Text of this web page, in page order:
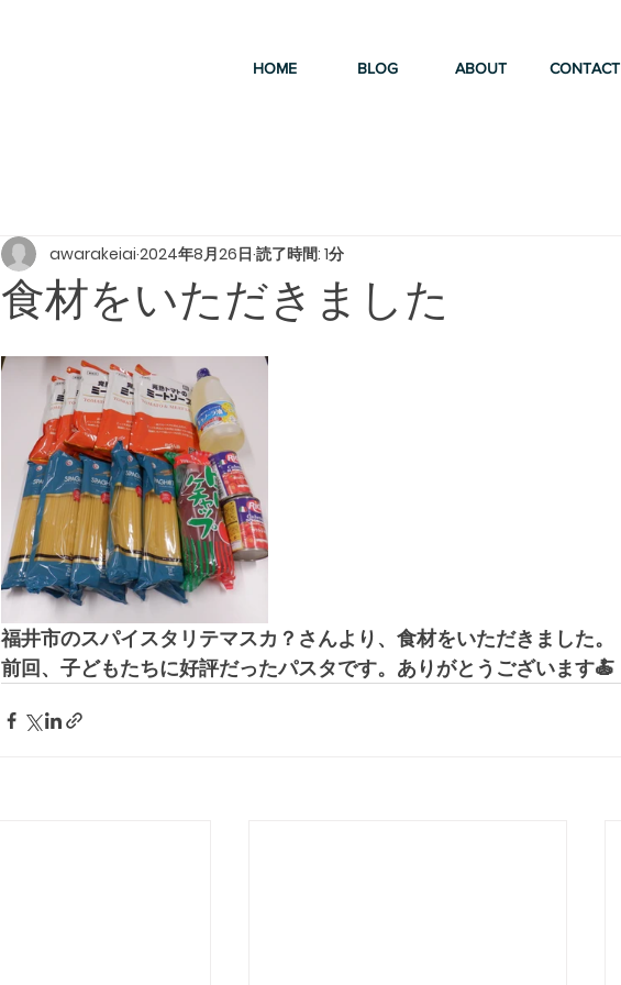
HOME BLOG ABOUT CONTACT
食材をいただきました
awarakeiai 2024年8月26日 読了時間: 1分
福井市のスパイスタリテマスカ？さんより、食材をいただきました。
前回、子どもたちに好評だったパスタです。ありがとうございます🍝